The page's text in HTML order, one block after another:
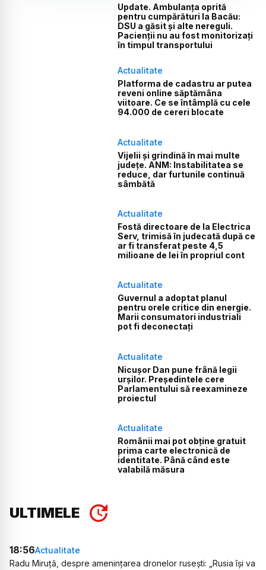
Update. Ambulanța oprită
pentru cumpărături la Bacău:
DSU a găsit și alte nereguli.
Pacienții nu au fost monitorizați
în timpul transportului
Actualitate
Platforma de cadastru ar putea
reveni online săptămâna
viitoare. Ce se întâmplă cu cele
94.000 de cereri blocate
Actualitate
Vijelii și grindină în mai multe
județe. ANM: Instabilitatea se
reduce, dar furtunile continuă
sâmbătă
Actualitate
Fostă directoare de la Electrica
Serv, trimisă în judecată după ce
ar fi transferat peste 4,5
milioane de lei în propriul cont
Actualitate
Guvernul a adoptat planul
pentru orele critice din energie.
Marii consumatori industriali
pot fi deconectați
Actualitate
Nicușor Dan pune frână legii
urșilor. Președintele cere
Parlamentului să reexamineze
proiectul
Actualitate
Românii mai pot obține gratuit
prima carte electronică de
identitate. Până când este
valabilă măsura
ULTIMELE
18:56Actualitate
Radu Miruță, despre amenințarea dronelor rusești: „Rusia își va